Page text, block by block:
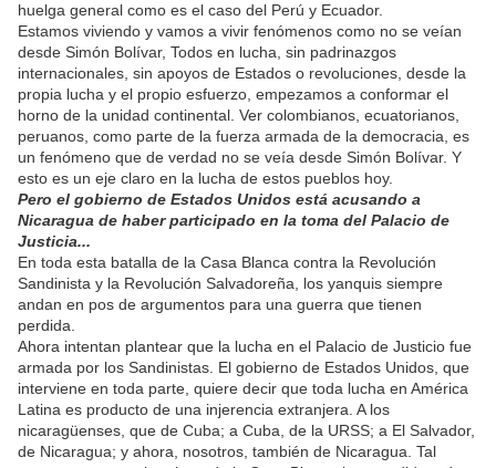
huelga general como es el caso del Perú y Ecuador.
Estamos viviendo y vamos a vivir fenómenos como no se veían
desde Simón Bolívar, Todos en lucha, sin padrinazgos
internacionales, sin apoyos de Estados o revoluciones, desde la
propia lucha y el propio esfuerzo, empezamos a conformar el
horno de la unidad continental. Ver colombianos, ecuatorianos,
peruanos, como parte de la fuerza armada de la democracia, es
un fenómeno que de verdad no se veía desde Simón Bolívar. Y
esto es un eje claro en la lucha de estos pueblos hoy.
Pero el gobierno de Estados Unidos está acusando a
Nicaragua de haber participado en la toma del Palacio de
Justicia...
En toda esta batalla de la Casa Blanca contra la Revolución
Sandinista y la Revolución Salvadoreña, los yanquis siempre
andan en pos de argumentos para una guerra que tienen
perdida.
Ahora intentan plantear que la lucha en el Palacio de Justicio fue
armada por los Sandinistas. El gobierno de Estados Unidos, que
interviene en toda parte, quiere decir que toda lucha en América
Latina es producto de una injerencia extranjera. A los
nicaragüenses, que de Cuba; a Cuba, de la URSS; a El Salvador,
de Nicaragua; y ahora, nosotros, también de Nicaragua. Tal